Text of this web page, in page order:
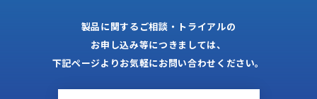
製品に関するご相談・トライアルの
お申し込み等につきましては、
下記ページよりお気軽にお問い合わせください。